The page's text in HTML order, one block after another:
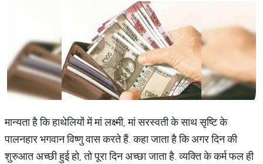
मान्यता है कि हाथेलियों में मां लक्ष्मी, मां सरस्वती के साथ सृष्टि के
पालनहार भगवान विष्णु वास करते हैं. कहा जाता है कि अगर दिन की
शुरुआत अच्छी हुई हो, तो पूरा दिन अच्छा जाता है. व्यक्ति के कर्म फल ही